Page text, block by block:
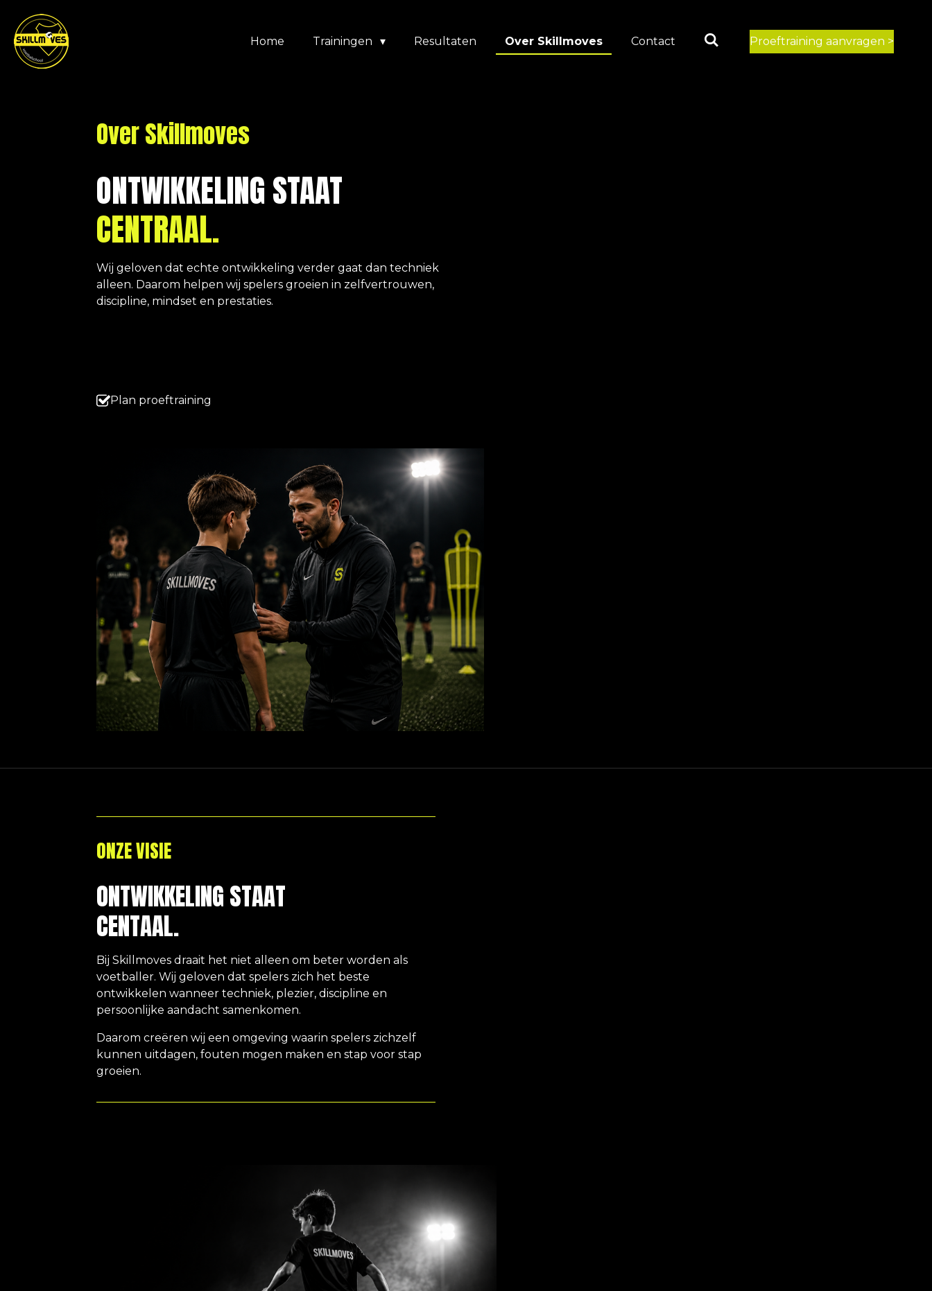
direct
naar
Home Trainingen Resultaten Over Skillmoves Contact Proeftraining aanvragen >
Over Skillmoves
ONTWIKKELING STAAT
CENTRAAL.
Wij geloven dat echte ontwikkeling verder gaat dan techniek
alleen. Daarom helpen wij spelers groeien in zelfvertrouwen,
discipline, mindset en prestaties.
Plan proeftraining
ONZE VISIE
ONTWIKKELING STAAT
CENTAAL.
Bij Skillmoves draait het niet alleen om beter worden als
voetballer. Wij geloven dat spelers zich het beste
ontwikkelen wanneer techniek, plezier, discipline en
persoonlijke aandacht samenkomen.
Daarom creëren wij een omgeving waarin spelers zichzelf
kunnen uitdagen, fouten mogen maken en stap voor stap
groeien.